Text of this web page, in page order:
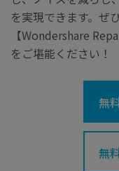
を実現できます。ぜ
【Wondershare
をご堪能ください！
無
無